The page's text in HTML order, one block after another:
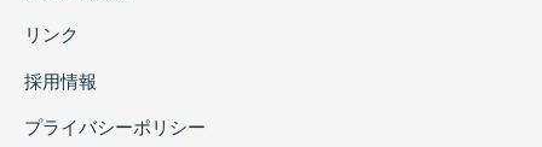
リンク
採用情報
プライバシーポリシー